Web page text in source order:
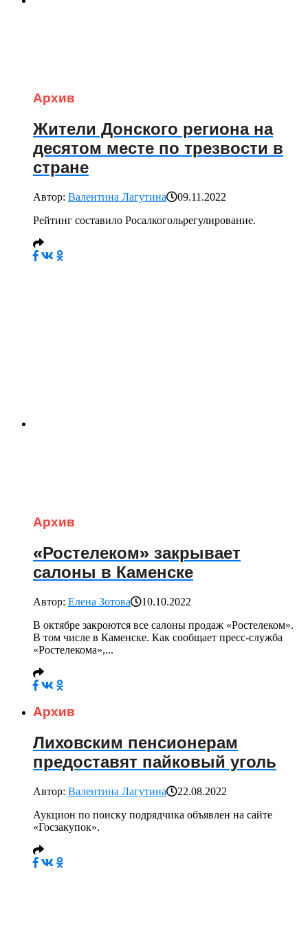
Архив
Жители Донского региона на
десятом месте по трезвости в
стране
Автор: Валентина Лагутина
09.11.2022
Рейтинг составило Росалкогольрегулирование.
Архив
«Ростелеком» закрывает
салоны в Каменске
Автор: Елена Зотова
10.10.2022
В октябре закроются все салоны продаж «Ростелеком».
В том числе в Каменске. Как сообщает пресс-служба
«Ростелекома»,...
Архив
Лиховским пенсионерам
предоставят пайковый уголь
Автор: Валентина Лагутина
22.08.2022
Аукцион по поиску подрядчика объявлен на сайте
«Госзакупок».